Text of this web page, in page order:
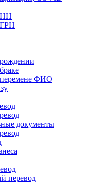
перемене ФИО
документы
перевод